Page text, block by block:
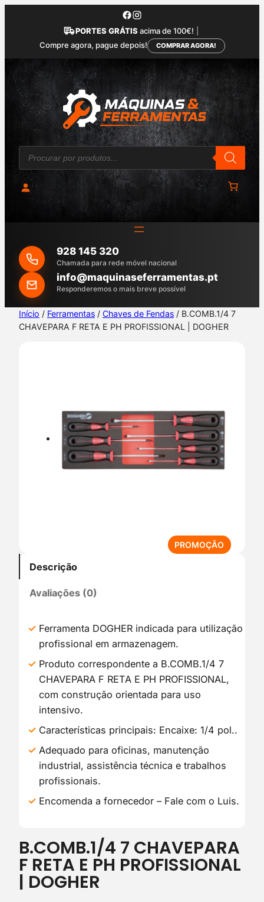
conteúdo
PORTES GRÁTIS acima de 100€!
Compre agora, pague depois!
COMPRAR AGORA!
P
o
u
r
c
h
928 145 320
Chamada para rede móvel nacional
info@maquinaseferramentas.pt
Responderemos o mais breve possível
Início / Ferramentas / Chaves de Fendas / B.COMB.1/4 7
CHAVEPARA F RETA E PH PROFISSIONAL | DOGHER
PROMOÇÃO
R
E
P
O
Ç
Descrição
Avaliações (0)
Ferramenta DOGHER indicada para utilização
profissional em armazenagem.
Produto correspondente a B.COMB.1/4 7
CHAVEPARA F RETA E PH PROFISSIONAL,
com construção orientada para uso
intensivo.
Características principais: Encaixe: 1/4 pol..
Adequado para oficinas, manutenção
industrial, assistência técnica e trabalhos
profissionais.
Encomenda a fornecedor – Fale com o Luis.
B.COMB.1/4 7 CHAVEPARA
F RETA E PH PROFISSIONAL
| DOGHER